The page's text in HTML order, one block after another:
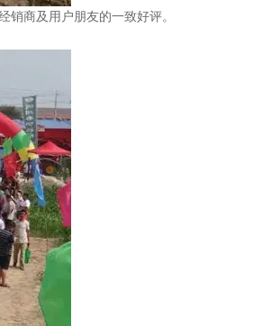
商及用户朋友的一致好评。